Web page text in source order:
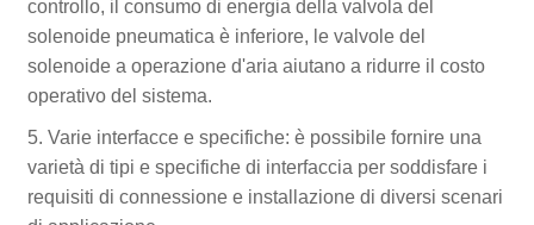
controllo, il consumo di energia della valvola del
solenoide pneumatica è inferiore, le valvole del
solenoide a operazione d'aria aiutano a ridurre il costo
operativo del sistema.
5. Varie interfacce e specifiche: è possibile fornire una
varietà di tipi e specifiche di interfaccia per soddisfare i
requisiti di connessione e installazione di diversi scenari